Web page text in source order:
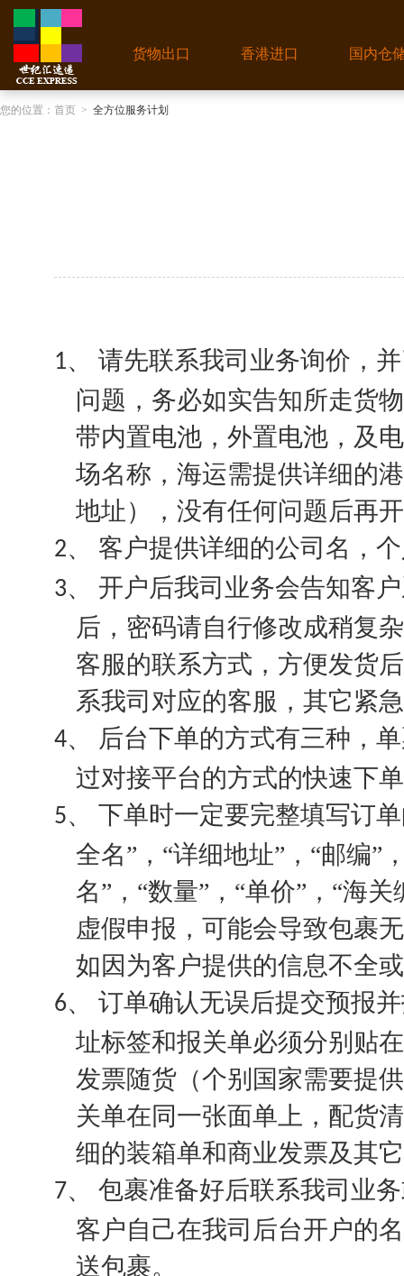
货物出口 香港进口 国内仓
您的位置： 首页 > 全方位服务计划
1、
请先联系我司业务询价，
问题，务必如实告知所走货
带内置电池，外置电池，及
场名称，海运需提供详细的
地址），没有任何问题后再
2、 客户提供详细的公司名，
3、
开户后我司业务会告知客
后，密码请自行修改成稍复
客服的联系方式，方便发货
系我司对应的客服，其它紧
4、
后台下单的方式有三种，
过对接平台的方式的快速下
5、
下单时一定要完整填写订
全名”，“详细地址”，“邮编”
名”，“数量”，“单价”，“海
虚假申报，可能会导致包裹
如因为客户提供的信息不全
6、
订单确认无误后提交预报
址标签和报关单必须分别贴
发票随货（个别国家需要提
关单在同一张面单上，配货
细的装箱单和商业发票及其
7、
包裹准备好后联系我司业
客户自己在我司后台开户的
送包裹。